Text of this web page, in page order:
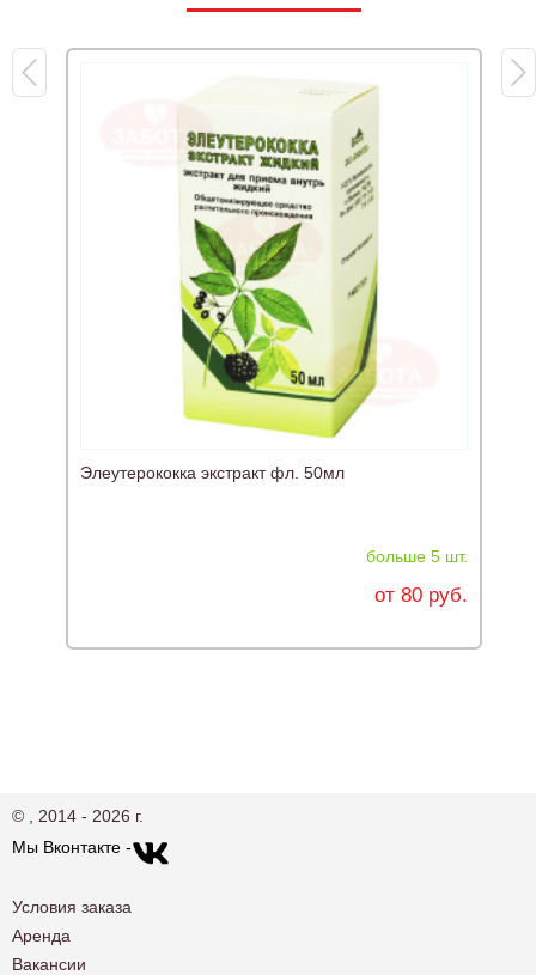
Элеутерококка экстракт фл. 50мл
больше 5 шт.
от 80 руб.
© , 2014 - 2026 г.
Мы Вконтакте -
Условия заказа
Аренда
Вакансии